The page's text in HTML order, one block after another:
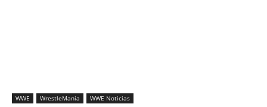
WWE WrestleMania WWE Noticias